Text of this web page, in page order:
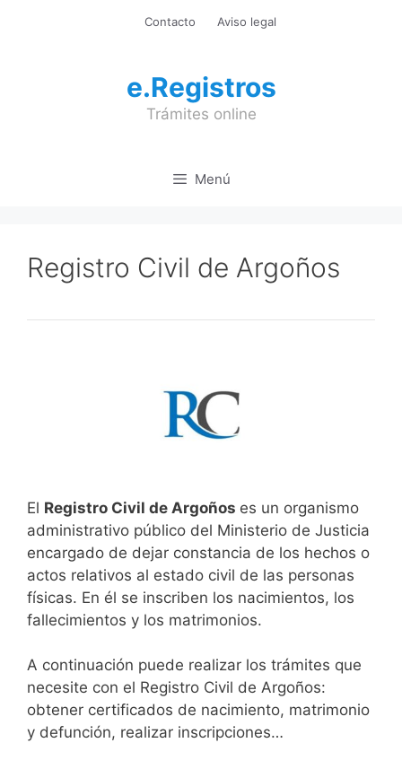
Contacto Aviso legal
e.Registros
Trámites online
Menú
Registro Civil de Argoños
El Registro Civil de Argoños es un organismo
administrativo público del Ministerio de Justicia
encargado de dejar constancia de los hechos o
actos relativos al estado civil de las personas
físicas. En él se inscriben los nacimientos, los
fallecimientos y los matrimonios.
A continuación puede realizar los trámites que
necesite con el Registro Civil de Argoños:
obtener certificados de nacimiento, matrimonio
y defunción, realizar inscripciones…